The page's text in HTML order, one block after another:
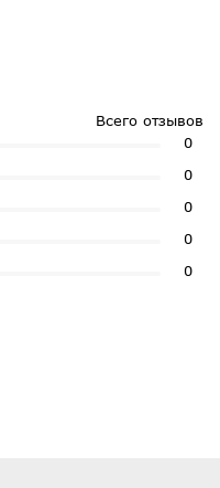
Всего отзывов
0
0
0
0
0